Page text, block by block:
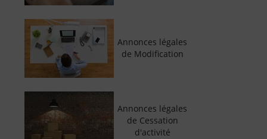
Annonces légales
de Modification
Annonces légales
de Cessation
d'activité